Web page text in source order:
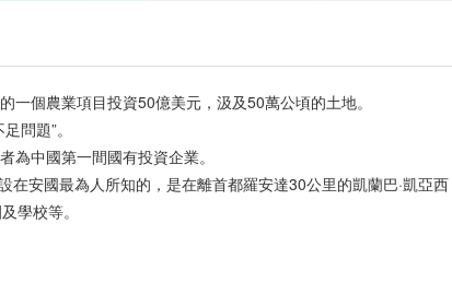
個農業項目投資50億美元，汲及50萬公頃的土地。
問題”。
中國第一間國有投資企業。
安國最為人所知的，是在離首都羅安達30公里的凱蘭巴·凱亞西
學校等。